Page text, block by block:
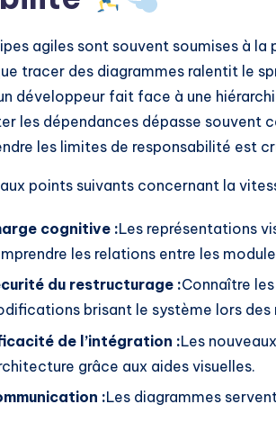
agiles sont souvent soumises à
tracer des diagrammes ralentit le
développeur fait face à une
les dépendances dépasse souvent
les limites de responsabilité est
points suivants concernant la
cognitive :Les représentations
les relations entre les
du restructurage :Connaître
brisant le système lors des
de l’intégration :Les
grâce aux aides visuelles.
:Les diagrammes